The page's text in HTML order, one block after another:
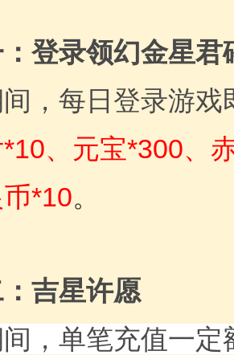
登录领幻金星君
，每日登录游戏
、元宝*300、
*10。
吉星许愿
，单笔充值一定